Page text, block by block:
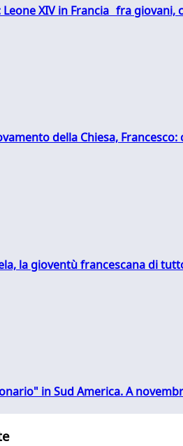
XIV in Francia fra giovani,
della Chiesa, Francesco:
la gioventù francescana di
in Sud America. A